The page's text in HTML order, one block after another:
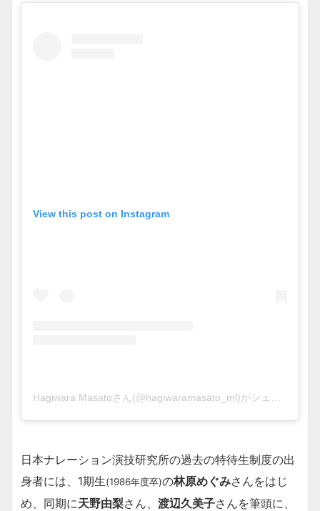
View this post on Instagram
日本ナレーション演技研究所の過去の特待生制度の出
身者には、1期生(1986年度卒)の林原めぐみさんをはじ
め、同期に天野由梨さん、 渡辺久美子さんを筆頭に、